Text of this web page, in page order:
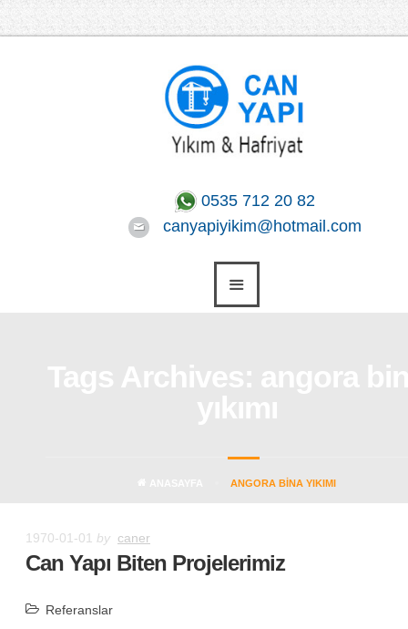
0535 712 20 82
canyapiyikim@hotmail.com
ANGORA BINA YIKIMI
1970-01-01 by caner
Can Yapı Biten Projelerimiz
Referanslar